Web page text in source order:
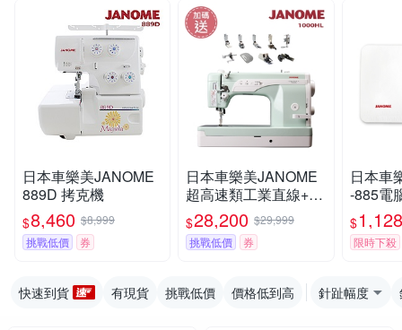
日本車樂美JANOME
889D 拷克機
$8,460 $8,999
挑戰低價
券
日本車樂美JANOME
超高速類工業直線+拼
布專用複合機1000HL
加送壓布腳(加碼送)
$28,200 $29,999
挑戰低價
券
日本車
-885電
助桌板
$1,128
限時下殺
快速到貨 有現貨 挑戰低價 價格低到高 針趾幅度